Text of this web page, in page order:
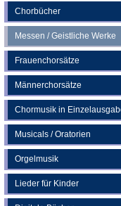
Chorbücher
Messen / Geistliche Werke
Frauenchorsätze
Männerchorsätze
Chormusik in
Musicals / Oratorien
Orgelmusik
Lieder für Kinder